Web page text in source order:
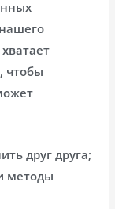
чтобы
друг друга;
методы